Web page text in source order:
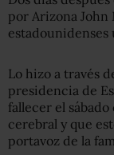
por Arizona John
estadounidenses
Lo hizo a través
presidencia de
fallecer el
cerebral y que
portavoz de la